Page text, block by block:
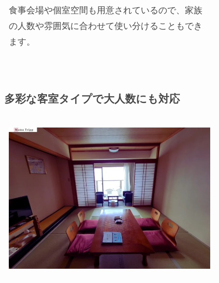
食事会場や個室空間も用意されているので、家族
の人数や雰囲気に合わせて使い分けることもでき
ます。
多彩な客室タイプで大人数にも対応